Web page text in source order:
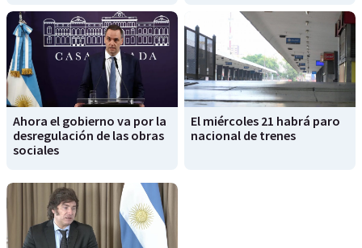
Ahora el gobierno va por la
desregulación de las obras
sociales
El miércoles 21 habrá paro
nacional de trenes